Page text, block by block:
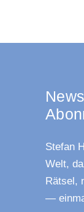
Ste­fan
Welt,
Rät­sel,
—